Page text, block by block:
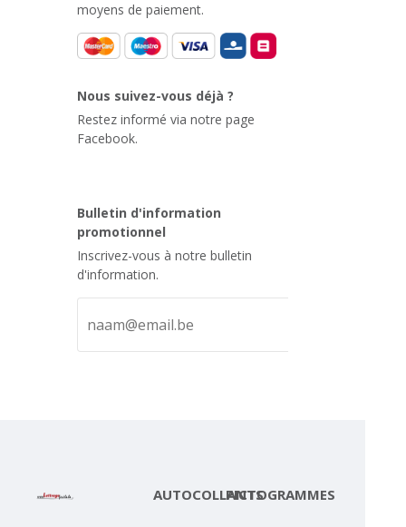
moyens de paiement.
Nous suivez-vous déjà ?
Restez informé via notre page
Facebook.
Bulletin d'information
promotionnel
Inscrivez-vous à notre bulletin
d'information.
AUTOCOLLANTSPICTOGRAMMES